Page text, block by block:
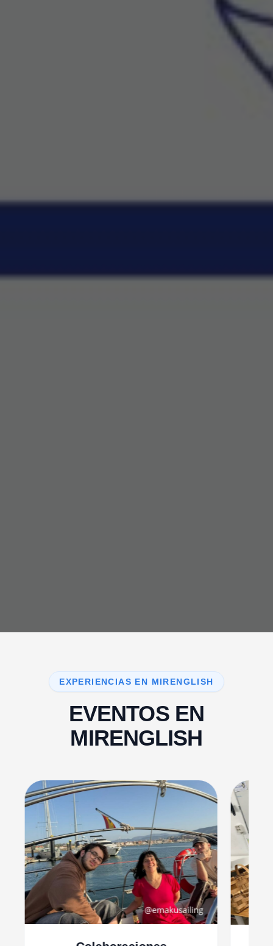
EXPERIENCIAS EN MIRENGLISH
EVENTOS EN
MIRENGLISH